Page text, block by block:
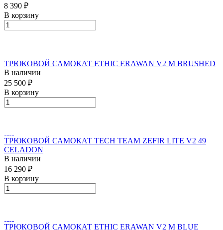
8 390 ₽
В корзину
ТРЮКОВОЙ САМОКАТ ETHIC ERAWAN V2 M BRUSHED
В наличии
25 500 ₽
В корзину
ТРЮКОВОЙ САМОКАТ TECH TEAM ZEFIR LITE V2 49
CELADON
В наличии
16 290 ₽
В корзину
ТРЮКОВОЙ САМОКАТ ETHIC ERAWAN V2 M BLUE